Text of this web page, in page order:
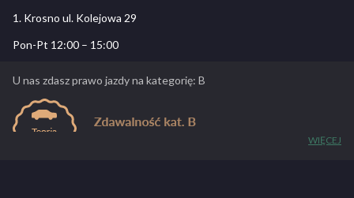
1. Krosno ul. Kolejowa 29
Pon-Pt 12:00 – 15:00
U nas zdasz prawo jazdy na kategorię: B
WIĘCEJ